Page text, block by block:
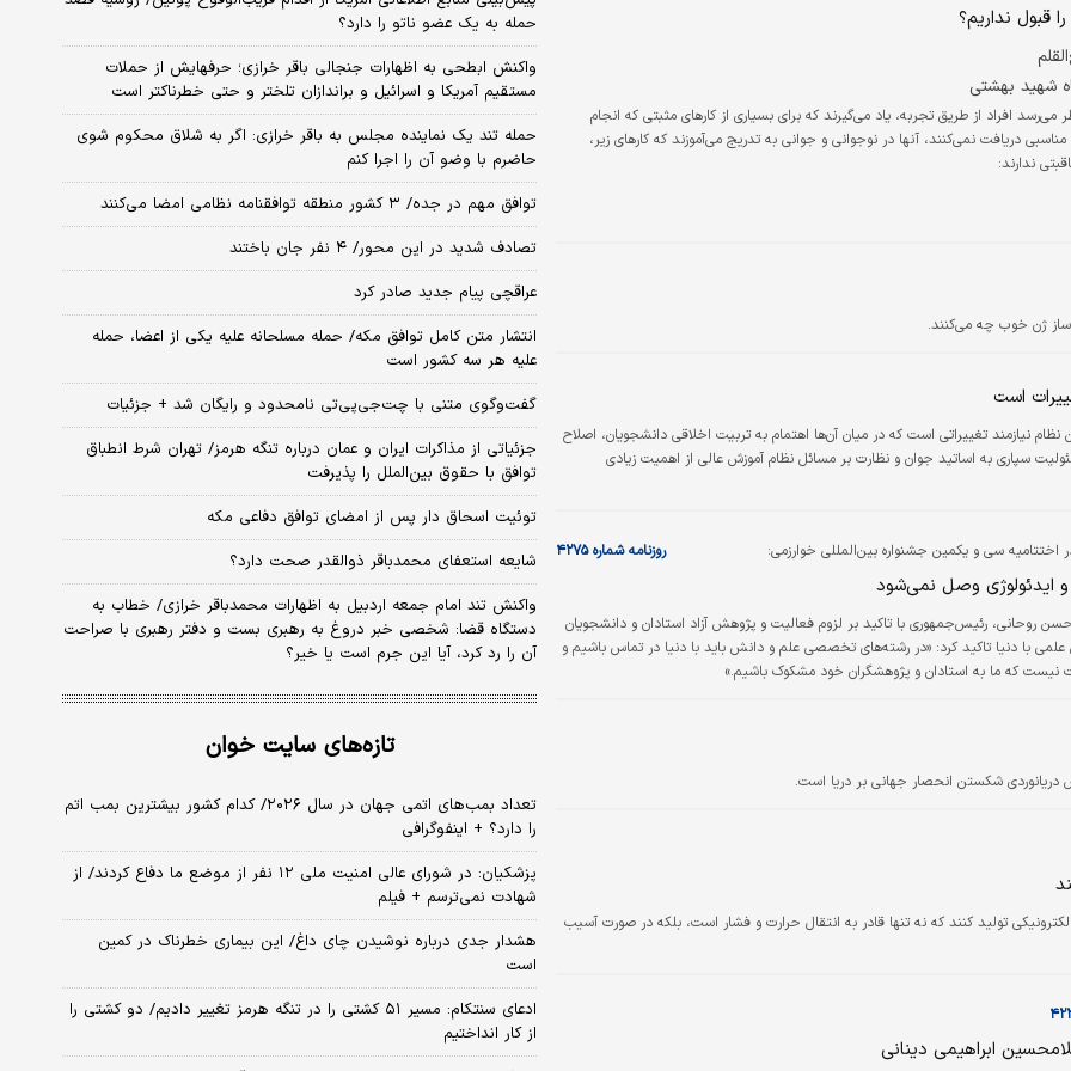
قبول نداریم؟
شهید بهشتی
می‌رسد افراد از طریق تجربه، یاد می‌گیرند که برای بسیاری از کارهای مثبتی که انجام
دریافت نمی‌کنند، آنها در نوجوانی و جوانی به تدریج می‌آموزند که کارهای زیر،
ندارند:
است
نظام نیازمند تغییراتی است که در میان آن‌ها اهتمام به تربیت اخلاقی دانشجویان، اصلاح
سپاری به اساتید جوان و نظارت بر مسائل نظام آموزش عالی از اهمیت زیادی
سی و یکمین جشنواره بین‌المللی خوارزمی: روزنامه شماره ۴۲۷۵
و ایدئولوژی وصل نمی‌شود
روحانی، رئیس‌جمهوری با تاکید بر لزوم فعالیت و پژوهش آزاد استادان و دانشجویان
با دنیا تاکید کرد: «در رشته‌های تخصصی علم و دانش باید با دنیا در تماس باشیم و
که ما به استادان و پژوهشگران خود مشکوک باشیم.»
شکستن انحصار جهانی بر دریا است.
تولید کنند که نه تنها قادر به انتقال حرارت و فشار است، بلکه در صورت آسیب
ابراهیمی دینانی
حمله به یک عضو ناتو را دارد؟
واکنش ابطحی به اظهارات جنجالی باقر خرازی؛ حرفهایش از حملات
مستقیم آمریکا و اسرائیل و براندازان تلختر و حتی خطرناکتر است
حمله تند یک نماینده مجلس به باقر خرازی: اگر به شلاق محکوم شوی
حاضرم با وضو آن را اجرا کنم
توافق مهم در جده/ ۳ کشور منطقه توافقنامه نظامی امضا می‌کنند
تصادف شدید در این محور/ ۴ نفر جان باختند
عراقچی پیام جدید صادر کرد
انتشار متن کامل توافق مکه/ حمله مسلحانه علیه یکی از اعضا، حمله
علیه هر سه کشور است
گفت‌وگوی متنی با چت‌جی‌پی‌تی نامحدود و رایگان شد + جزئیات
جزئیاتی از مذاکرات ایران و عمان درباره تنگه هرمز/ تهران شرط انطباق
توافق با حقوق بین‌الملل را پذیرفت
توئیت اسحاق دار پس از امضای توافق دفاعی مکه
شایعه استعفای محمدباقر ذوالقدر صحت دارد؟
واکنش تند امام جمعه اردبیل به اظهارات محمدباقر خرازی/ خطاب به
دستگاه قضا: شخصی خبر دروغ به رهبری بست و دفتر رهبری با صراحت
آن را رد کرد، آیا این جرم است یا خیر؟
تازه‌های سایت خوان
تعداد بمب‌های اتمی جهان در سال ۲۰۲۶/ کدام کشور بیشترین بمب اتم
را دارد؟ + اینفوگرافی
پزشکیان: در شورای عالی امنیت ملی ۱۲ نفر از موضع ما دفاع کردند/ از
شهادت نمی‌ترسم + فیلم
هشدار جدی درباره نوشیدن چای داغ/ این بیماری خطرناک در کمین
است
ادعای سنتکام: مسیر ۵۱ کشتی را در تنگه هرمز تغییر دادیم/ دو کشتی را
از کار انداختیم